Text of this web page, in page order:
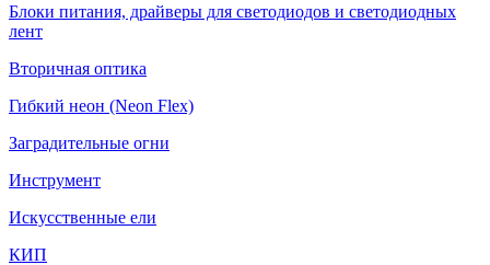
Блоки питания, драйверы для светодиодов и светодиодных
лент
Вторичная оптика
Гибкий неон (Neon Flex)
Заградительные огни
Инструмент
Искусственные ели
КИП